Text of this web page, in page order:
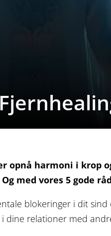
opnå harmoni i krop
Og med vores 5 gode
blokeringer i dit
dine relationer med